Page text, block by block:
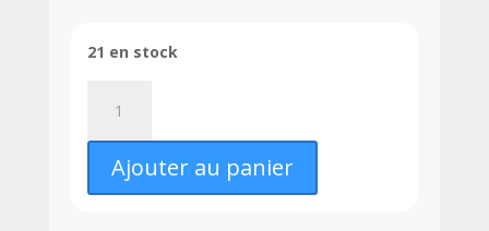
21 en stock
LEGO®
Brique
Modifiée
Ajouter au panier